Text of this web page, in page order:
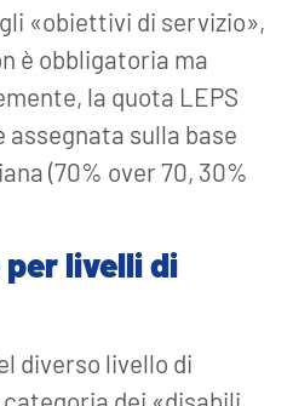
«obiettivi di servizio»,
è obbligatoria ma
la quota LEPS
assegnata sulla base
(70% over 70, 30%
per livelli di
diverso livello di